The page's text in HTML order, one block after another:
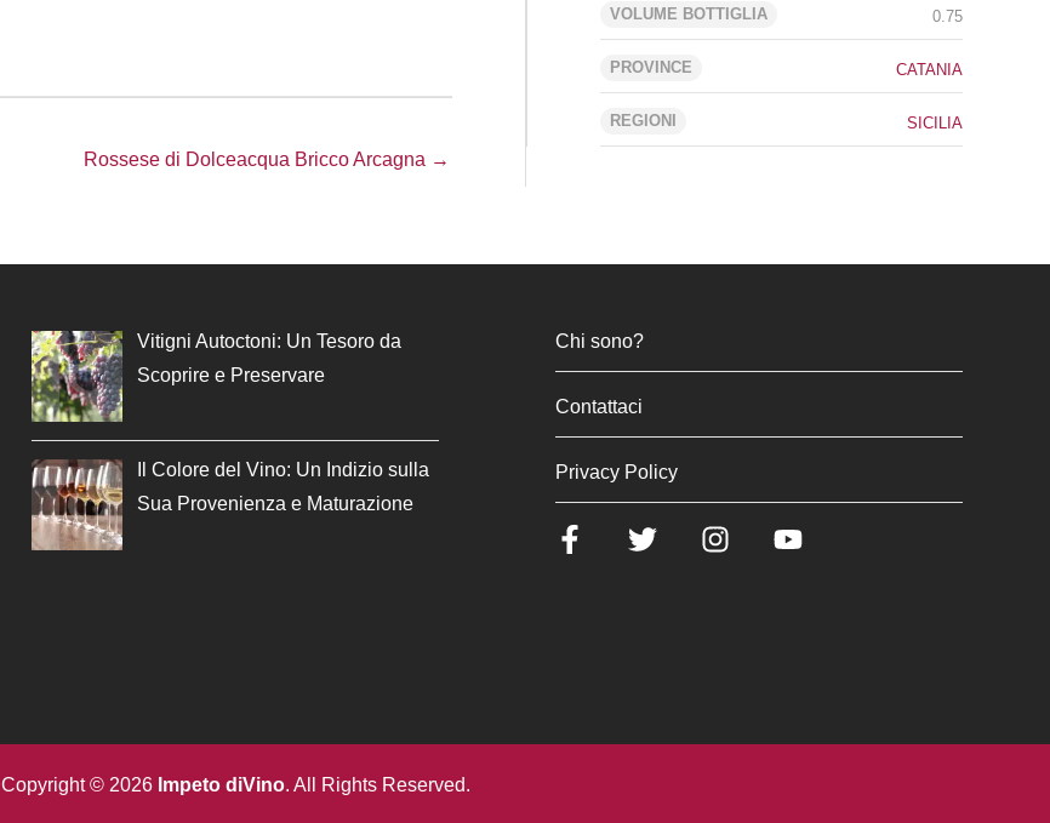
VOLUME BOTTIGLIA 0.75
PROVINCE CATANIA
REGIONI SICILIA
Rossese di Dolceacqua Bricco Arcagna →
Vitigni Autoctoni: Un Tesoro da
Scoprire e Preservare
Il Colore del Vino: Un Indizio sulla
Sua Provenienza e Maturazione
Chi sono?
Contattaci
Privacy Policy
Copyright © 2026 Impeto diVino. All Rights Reserved.